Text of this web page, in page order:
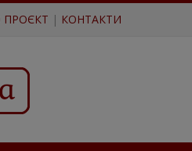
ПРОЄКТ | КОНТАКТИ